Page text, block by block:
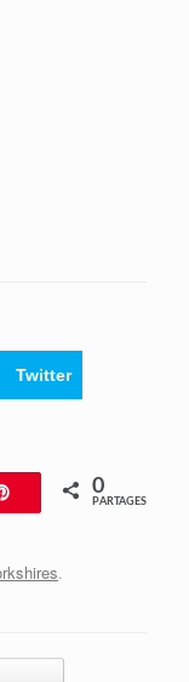
Twitter
Enregistrer
0
PARTAGES
.